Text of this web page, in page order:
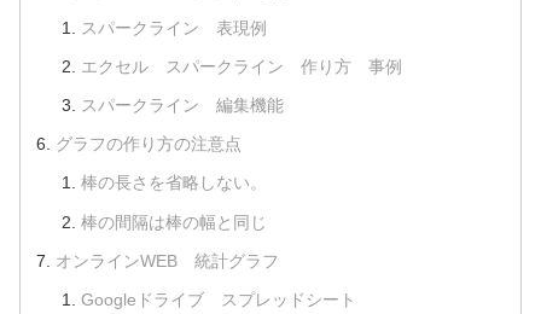
スパークライン 表現例
エクセル スパークライン 作り方 事例
スパークライン 編集機能
グラフの作り方の注意点
棒の長さを省略しない。
棒の間隔は棒の幅と同じ
オンラインWEB 統計グラフ
Googleドライブ スプレッドシート